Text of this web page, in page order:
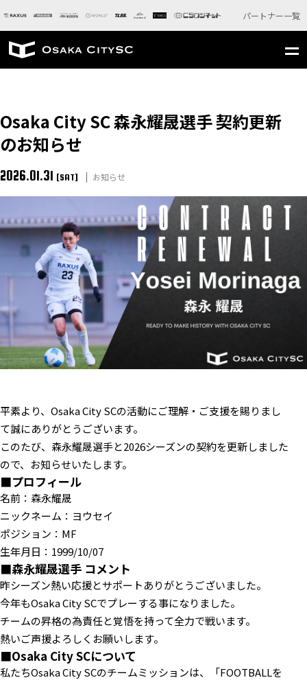
パートナー一覧
Osaka City SC 森永耀晟選手 契約更新
のお知らせ
2026.01.31 [SAT] お知らせ
平素より、Osaka City SCの活動にご理解・ご支援を賜りまし
て誠にありがとうございます。
このたび、森永耀晟選手と2026シーズンの契約を更新しました
ので、お知らせいたします。
■プロフィール
名前：森永耀晟
ニックネーム：ヨウセイ
ポジション：MF
生年月日：1999/10/07
■森永耀晟選手 コメント
昨シーズン熱い応援とサポートありがとうございました。
今年もOsaka City SCでプレーする事になりました。
チームの昇格の為責任と覚悟を持って全力で戦います。
熱いご声援よろしくお願いします。
■Osaka City SCについて
私たちOsaka City SCのチームミッションは、「FOOTBALLを